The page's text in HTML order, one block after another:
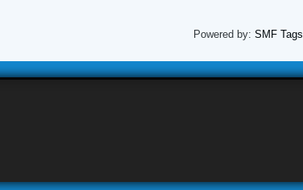
Powered by: SMF Tags